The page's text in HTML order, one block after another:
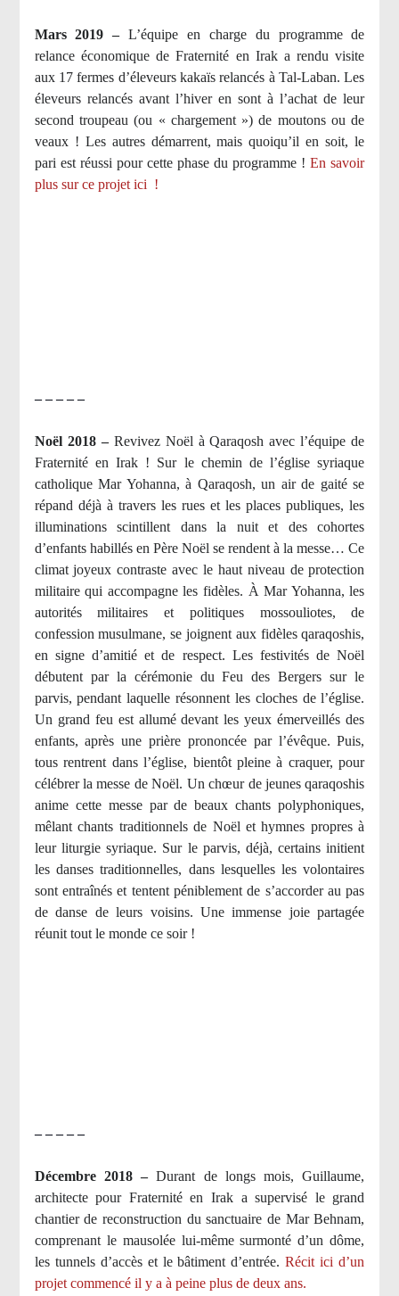
Mars 2019 –L’équipe en charge du programme de
relance économique de Fraternité en Irak a rendu visite
aux 17 fermes d’éleveurs kakaïs relancés à Tal-Laban. Les
éleveurs relancés avant l’hiver en sont à l’achat de leur
second troupeau (ou « chargement ») de moutons ou de
veaux ! Les autres démarrent, mais quoiqu’il en soit, le
pari est réussi pour cette phase du programme !En savoir
plus sur ce projet ici !
– – – – –
Noël 2018 – Revivez Noël à Qaraqosh avec l’équipe de
Fraternité en Irak ! Sur le chemin de l’église syriaque
catholique Mar Yohanna, à Qaraqosh, un air de gaité se
répand déjà à travers les rues et les places publiques, les
illuminations scintillent dans la nuit et des cohortes
d’enfants habillés en Père Noël se rendent à la messe… Ce
climat joyeux contraste avec le haut niveau de protection
militaire qui accompagne les fidèles. À Mar Yohanna, les
autorités militaires et politiques mossouliotes, de
confession musulmane, se joignent aux fidèles qaraqoshis,
en signe d’amitié et de respect. Les festivités de Noël
débutent par la cérémonie du Feu des Bergers sur le
parvis, pendant laquelle résonnent les cloches de l’église.
Un grand feu est allumé devant les yeux émerveillés des
enfants, après une prière prononcée par l’évêque. Puis,
tous rentrent dans l’église, bientôt pleine à craquer, pour
célébrer la messe de Noël. Un chœur de jeunes qaraqoshis
anime cette messe par de beaux chants polyphoniques,
mêlant chants traditionnels de Noël et hymnes propres à
leur liturgie syriaque. Sur le parvis, déjà, certains initient
les danses traditionnelles, dans lesquelles les volontaires
sont entraînés et tentent péniblement de s’accorder au pas
de danse de leurs voisins. Une immense joie partagée
réunit tout le monde ce soir !
– – – – –
Décembre 2018 –Durant de longs mois, Guillaume,
architecte pour Fraternité en Irak a supervisé le grand
chantier de reconstruction du sanctuaire de Mar Behnam,
comprenant le mausolée lui-même surmonté d’un dôme,
les tunnels d’accès et le bâtiment d’entrée.Récit ici d’un
projet commencé il y a à peine plus de deux ans.